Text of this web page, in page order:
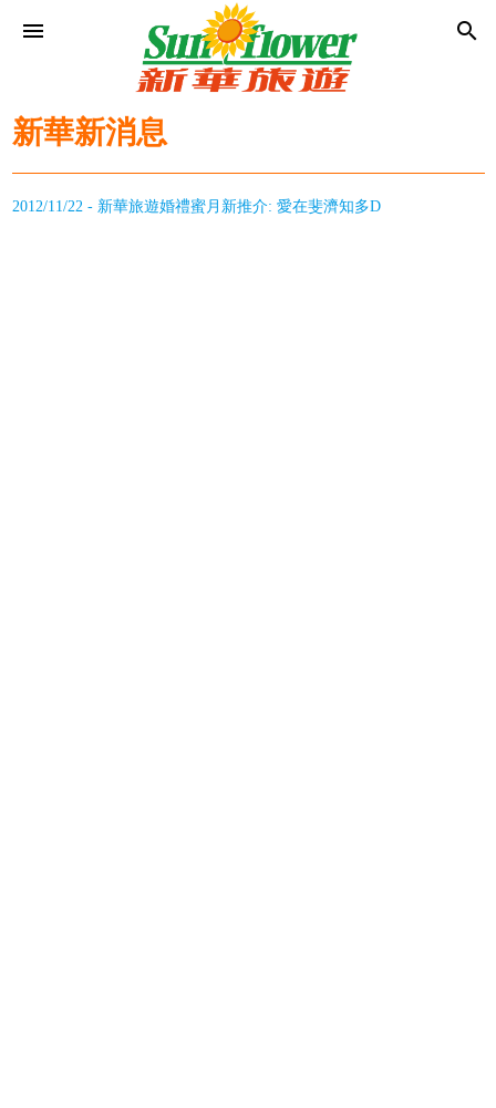
menu search
新華新消息
2012/11/22 - 新華旅遊婚禮蜜月新推介: 愛在斐濟知多D